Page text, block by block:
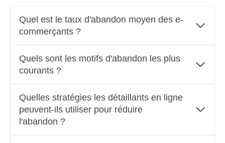
Quel est le taux d'abandon moyen des e-
commerçants ?
Quels sont les motifs d'abandon les plus
courants ?
Quelles stratégies les détaillants en ligne
peuvent-ils utiliser pour réduire
l'abandon ?